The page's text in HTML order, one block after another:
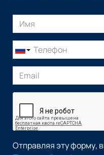
Отправляя эту форму,